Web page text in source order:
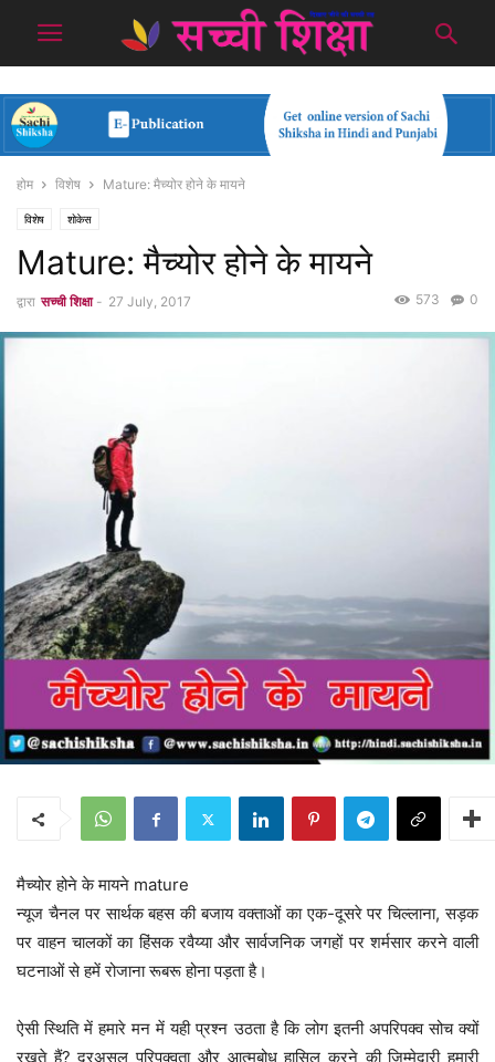
होम विशेष Mature: मैच्योर होने के मायने
विशेष शोकेस
Mature: मैच्योर होने के मायने
द्वारा सच्ची शिक्षा - 27 July, 2017 0
573
मैच्योर होने के मायने mature
न्यूज चैनल पर सार्थक बहस की बजाय वक्ताओं का एक-दूसरे पर चिल्लाना, सड़क
पर वाहन चालकों का हिंसक रवैय्या और सार्वजनिक जगहों पर शर्मसार करने वाली
घटनाओं से हमें रोजाना रूबरू होना पड़ता है।
ऐसी स्थिति में हमारे मन में यही प्रश्न उठता है कि लोग इतनी अपरिपक्व सोच क्यों
रखते हैं? दरअसल परिपक्वता और आत्मबोध हासिल करने की जिम्मेदारी हमारी